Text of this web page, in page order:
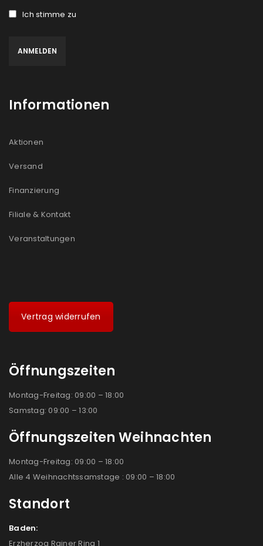
Ich stimme zu
Informationen
Aktionen
Versand
Finanzierung
Filiale & Kontakt
Veranstaltungen
Vertrag widerrufen
Öffnungszeiten
Montag-Freitag: 09:00 – 18:00
Samstag: 09:00 – 13:00
Öffnungszeiten Weihnachten
Montag-Freitag: 09:00 – 18:00
Alle 4 Weihnachtssamstage : 09:00 – 18:00
Standort
Baden:
Erzherzog Rainer Ring 1